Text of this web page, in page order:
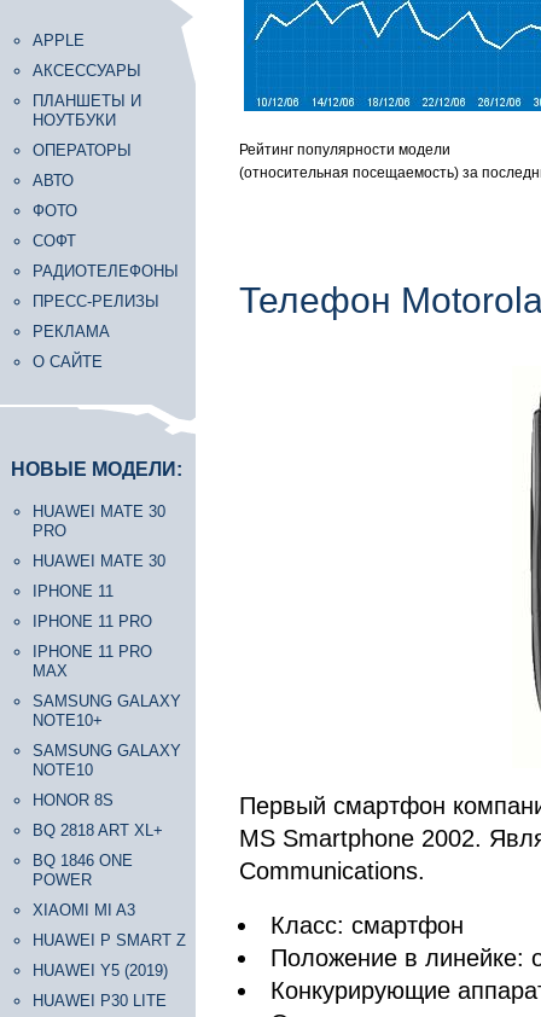
APPLE
АКСЕССУАРЫ
ПЛАНШЕТЫ И
НОУТБУКИ
ОПЕРАТОРЫ
АВТО
ФОТО
СОФТ
РАДИОТЕЛЕФОНЫ
ПРЕСС-РЕЛИЗЫ
РЕКЛАМА
О САЙТЕ
НОВЫЕ МОДЕЛИ:
HUAWEI MATE 30
PRO
HUAWEI MATE 30
IPHONE 11
IPHONE 11 PRO
IPHONE 11 PRO
MAX
SAMSUNG GALAXY
NOTE10+
SAMSUNG GALAXY
NOTE10
HONOR 8S
BQ 2818 ART XL+
BQ 1846 ONE
POWER
XIAOMI MI A3
HUAWEI P SMART Z
HUAWEI Y5 (2019)
HUAWEI P30 LITE
Рейтинг популярности модели
(относительная посещаемость) за
Телефон
Первый смартфон
MS Smartphone 2002.
Communications.
Класс: смартфон
Положение в линейке:
Конкурирующие